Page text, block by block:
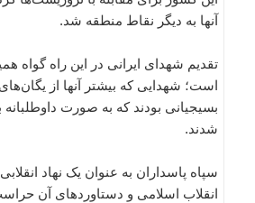
آنها به دیگر نقاط منطقه شد.
تقدیم شهدای ایرانی در این راه گواه
است؛ شهدایی که بیشتر آنها از
بسیجیانی بودند که به صورت داوطلبانه
شدند.
سپاه پاسداران به عنوان یک نهاد